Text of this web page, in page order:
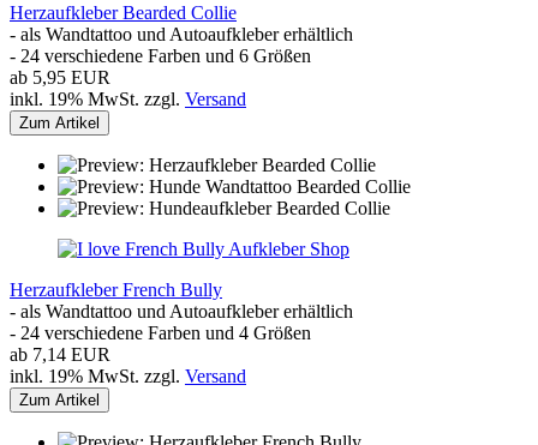
Herzaufkleber Bearded Collie
- als Wandtattoo und Autoaufkleber erhältlich
- 24 verschiedene Farben und 6 Größen
ab 5,95 EUR
inkl. 19% MwSt. zzgl. Versand
Zum Artikel
Herzaufkleber French Bully
- als Wandtattoo und Autoaufkleber erhältlich
- 24 verschiedene Farben und 4 Größen
ab 7,14 EUR
inkl. 19% MwSt. zzgl. Versand
Zum Artikel